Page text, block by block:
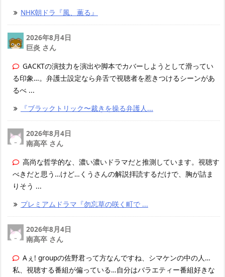
NHK朝ドラ『風、薫る』
2026年8月4日
巨炎 さん
GACKTの演技力を演出や脚本でカバーしようとして滑ってい
る印象…。弁護士設定なら弁舌で視聴者を惹きつけるシーンがあ
るべ ...
『ブラックトリック〜裁きを操る弁護人...
2026年8月4日
南高卒 さん
高尚な哲学的な、濃い濃いドラマだと推測しています。視聴す
べきだと思う…けど…くうさんの解説拝読するだけで、胸が詰ま
りそう ...
プレミアムドラマ『勿忘草の咲く町で ...
2026年8月4日
南高卒 さん
Aぇ! groupの佐野君って方なんですね、シマケンの中の人…
私、視聴する番組が偏っている…自分はバラエティー番組好きな